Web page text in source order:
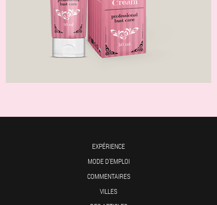
EXPÉRIENCE
MODE D'EMPLOI
COMMENTAIRES
VILLES